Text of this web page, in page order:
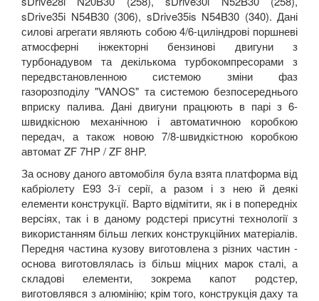
sDrive35i N54B30 (306), sDrive35is N54B30 (340). Дані
силові агрегати являють собою 4/6-циліндрові поршневі
атмосферні інжекторні бензинові двигуни з
турбонадувом та декількома турбокомпресорами з
передвстановленною системою зміни фаз
газорозподілу "VANOS" та системою безпосереднього
вприску палива. Дані двигуни працюють в парі з 6-
швидкісною механічною і автоматичною коробкою
передач, а також новою 7/8-швидкістною коробкою
автомат ZF 7HP / ZF 8HP.
За основу даного автомобіля була взята платформа від
кабріолету E93 3-ї серії, а разом і з нею й деякі
елементи конструкції. Варто відмітити, як і в попередніх
версіях, так і в даному родстері присутні технології з
використанням більш легких конструкційних матеріалів.
Передня частина кузову виготовлена з різних частин -
основа виготовлялась із більш міцних марок сталі, а
складові елементи, зокрема капот родстер,
виготовлявся з алюмінію; крім того, конструкція даху та